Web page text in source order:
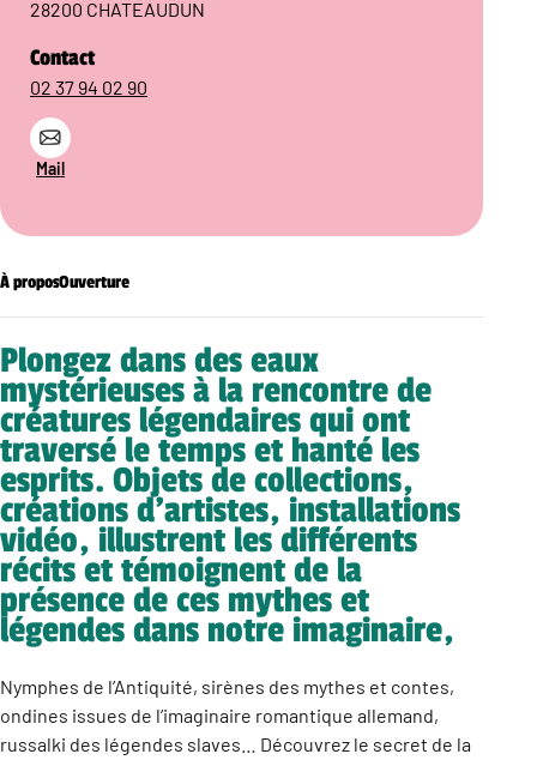
28200 CHATEAUDUN
Contact
02 37 94 02 90
Mail
À proposOuverture
Plongez dans des eaux
mystérieuses à la rencontre de
créatures légendaires qui ont
traversé le temps et hanté les
esprits. Objets de collections,
créations d’artistes, installations
vidéo, illustrent les différents
récits et témoignent de la
présence de ces mythes et
légendes dans notre imaginaire,
Nymphes de l’Antiquité, sirènes des mythes et contes,
ondines issues de l’imaginaire romantique allemand,
russalki des légendes slaves… Découvrez le secret de la